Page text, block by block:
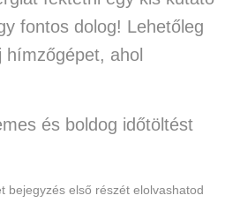
fontos dolog! Lehetőleg
hímzőgépet, ahol
és boldog időtöltést
bejegyzés első részét elolvashatod